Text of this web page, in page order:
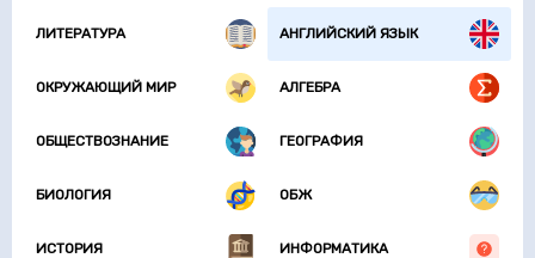
ЛИТЕРАТУРА АНГЛИЙСКИЙ ЯЗЫК
ОКРУЖАЮЩИЙ МИР АЛГЕБРА
ОБЩЕСТВОЗНАНИЕ ГЕОГРАФИЯ
БИОЛОГИЯ ОБЖ
ИСТОРИЯ ИНФОРМАТИКА